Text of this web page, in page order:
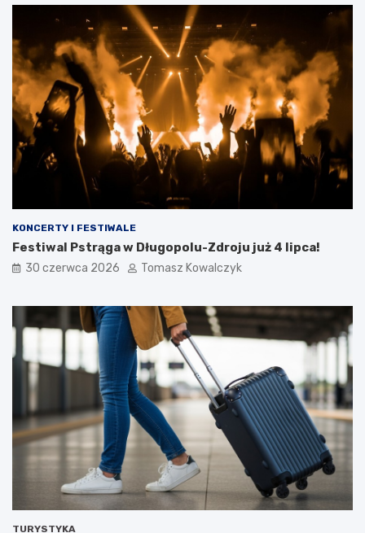
KONCERTY I FESTIWALE
Festiwal Pstrąga w Długopolu-Zdroju już 4 lipca!
30 czerwca 2026 Tomasz Kowalczyk
TURYSTYKA